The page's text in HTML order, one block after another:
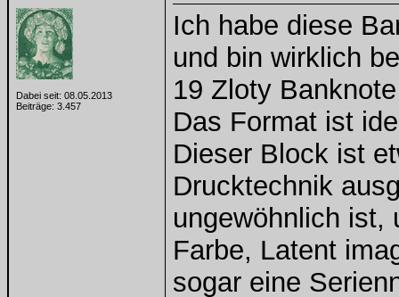
Dabei seit: 08.05.2013
Beiträge: 3.457
Ich habe diese
und bin wirklich
19 Zloty
Das Format ist
Dieser Block ist
Drucktechnik
ungewöhnlich ist,
Farbe, Latent
sogar eine